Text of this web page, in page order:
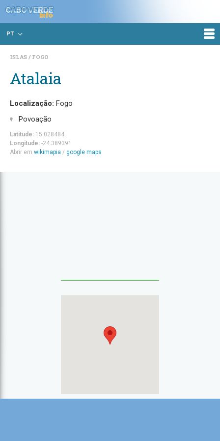
PT
ISLAS FOGO
Atalaia
Localização: Fogo
Povoação
Latitude: 15.028484
Longitude: -24.389391
Abrir em wikimapia / google maps